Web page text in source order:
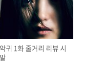
귀 1화 줄거리 리뷰 시